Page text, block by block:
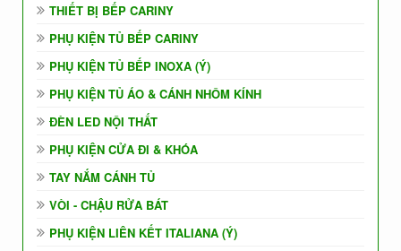
THIẾT BỊ BẾP CARINY
PHỤ KIỆN TỦ BẾP CARINY
PHỤ KIỆN TỦ BẾP INOXA (Ý)
PHỤ KIỆN TỦ ÁO & CÁNH NHÔM KÍNH
ĐÈN LED NỘI THẤT
PHỤ KIỆN CỬA ĐI & KHÓA
TAY NẮM CÁNH TỦ
VÒI - CHẬU RỬA BÁT
PHỤ KIỆN LIÊN KẾT ITALIANA (Ý)